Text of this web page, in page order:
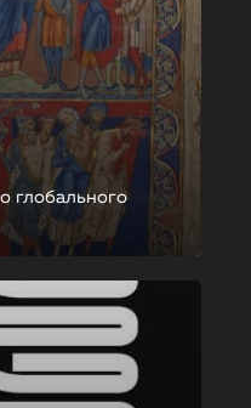
глобального